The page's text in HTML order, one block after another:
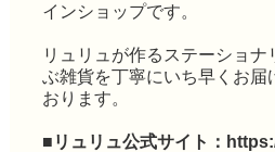
インショップです。
リュリュが作るステーショ
ぶ雑貨を丁寧にいち早くお届
おります。
■リュリュ公式サイト：